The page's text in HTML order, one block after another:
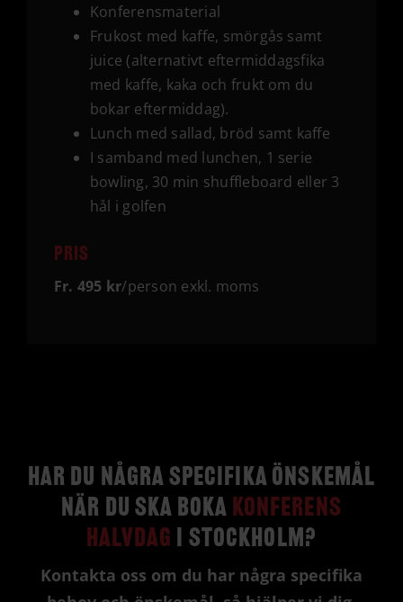
Konferensmaterial
Frukost med kaffe, smörgås samt
juice (alternativt eftermiddagsfika
med kaffe, kaka och frukt om du
bokar eftermiddag).
Lunch med sallad, bröd samt kaffe
I samband med lunchen, 1 serie
bowling, 30 min shuffleboard eller 3
hål i golfen
Pris
Fr. 495 kr/person exkl. moms
Har du några specifika önskemål
när du ska boka Konferens
Halvdag i Stockholm?
Kontakta oss om du har några specifika